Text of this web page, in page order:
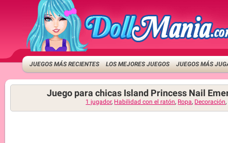
JUEGOS MÁS RECIENTES LOS MEJORES JUEGOS JUEGOS MÁS
Juego para chicas Island Princess Nail
1 jugador, Habilidad con el ratón, Ropa, Decoración,